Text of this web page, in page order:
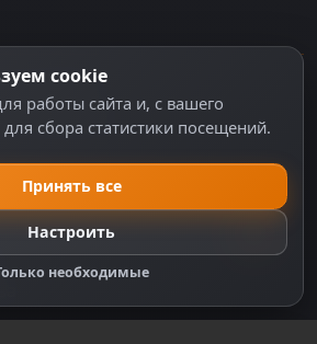
соглашение
данных
cookie
работы сайта и, с вашего
сбора статистики посещений.
Принять все
Настроить
необходимые